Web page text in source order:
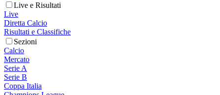
Live e Risultati
Live
Diretta Calcio
Risultati e Classifiche
Sezioni
Calcio
Mercato
Serie A
Serie B
Coppa Italia